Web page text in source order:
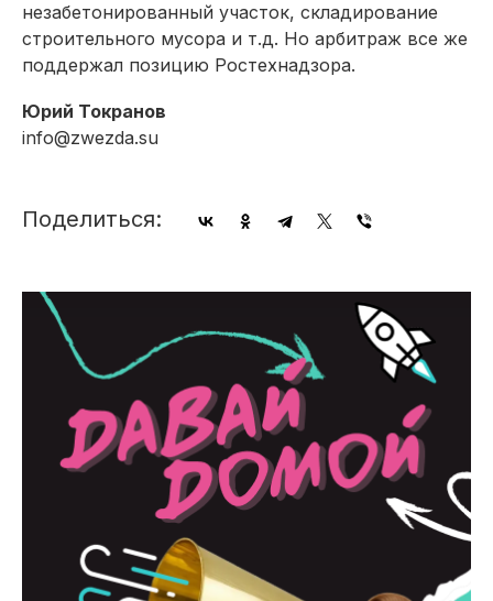
незабетонированный участок, складирование
строительного мусора и т.д. Но арбитраж все же
поддержал позицию Ростехнадзора.
Юрий Токранов
info@zwezda.su
Поделиться: